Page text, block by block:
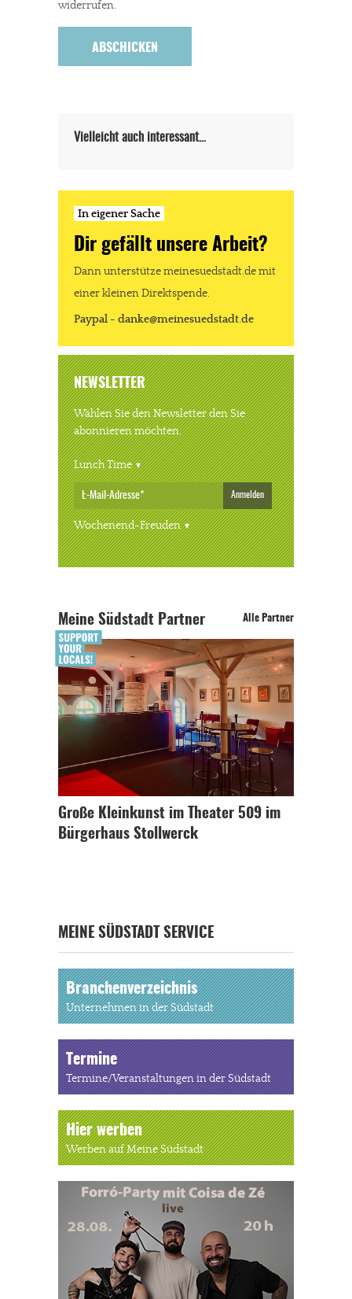
Werbung. Beide Einnahmequellen sind in den letzten Monaten
Paypal - danke@meinesuedstadt.de
widerrufen.
Vielleicht auch interessant…
In eigener Sache
Dir gefällt unsere Arbeit?
Dann unterstütze meinesuedstadt.de mit
einer kleinen Direktspende.
Paypal - danke@meinesuedstadt.de
NEWSLETTER
Wählen Sie den Newsletter den Sie
abonnieren möchten.
Lunch Time
Anmelden
Wochenend-Freuden
Meine Südstadt Partner Alle Partner
Große Kleinkunst im Theater 509 im
Bürgerhaus Stollwerck
MEINE SÜDSTADT SERVICE
Branchenverzeichnis
Unternehmen in der Südstadt
Termine
Termine/Veranstaltungen in der Südstadt
Hier werben
Werben auf Meine Südstadt